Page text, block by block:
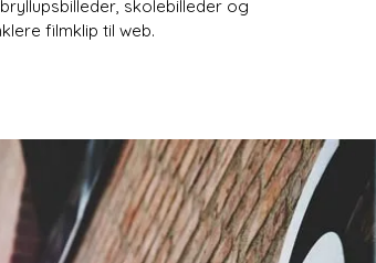
skolebilleder og
filmklip til web.